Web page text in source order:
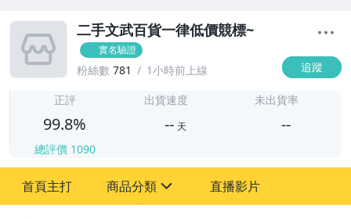
二手文武百貨一律低價競標~
實名驗證
粉絲數 781 1小時前上線 追蹤
正評
99.8%
總評價 1090
出貨速度
-- 天
未出貨率
--
首頁主打 商品分類 直播影片